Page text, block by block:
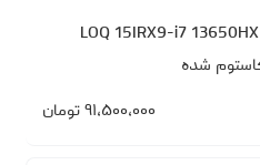
لپ تاپ 15.6 اینچی لنوو مدل LOQ 15IRX9-i7 13650HX
۹۱،۵۰۰،۰۰۰ تومان